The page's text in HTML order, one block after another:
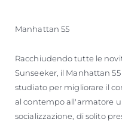
Manhattan 55
Racchiudendo tutte le
Sunseeker, il Manhattan
studiato per migliorare il
al contempo all'armatore
socializzazione, di solito